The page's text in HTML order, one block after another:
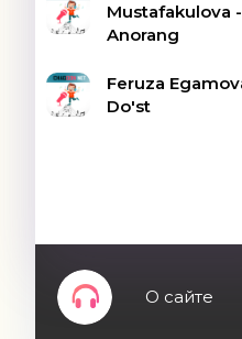
Mustafakulova -
Anorang
Feruza
Do'st
О сайте